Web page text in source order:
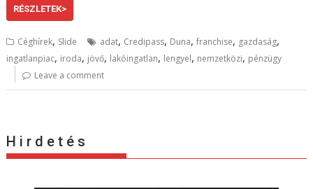
RÉSZLETEK>
Céghírek, Slide adat, Credipass, Duna,franchise, gazdaság,
ingatlanpiac, iroda, jövő, lakóingatlan, lengyel, nemzetközi, pénzügy
Leave a comment
H i r d e t é s